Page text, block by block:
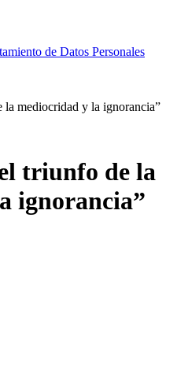
de Datos Personales
mediocridad y la ignorancia”
triunfo de la
ignorancia”